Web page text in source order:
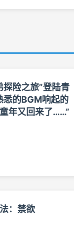
探险之旅”登陆青
悉的BGM响起的
年又回来了……”
：禁欲